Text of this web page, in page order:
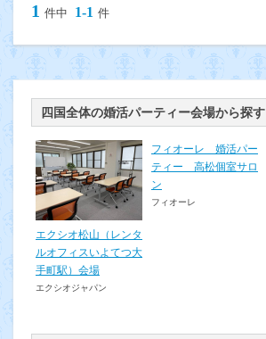
1 件中 1-1 件
四国全体の婚活パーティー会場から探す
エクシオ松山（レンタ
ルオフィスいよてつ大
手町駅）会場
エクシオジャパン
フィオーレ 婚活パー
ティー 高松個室サロ
ン
フィオーレ